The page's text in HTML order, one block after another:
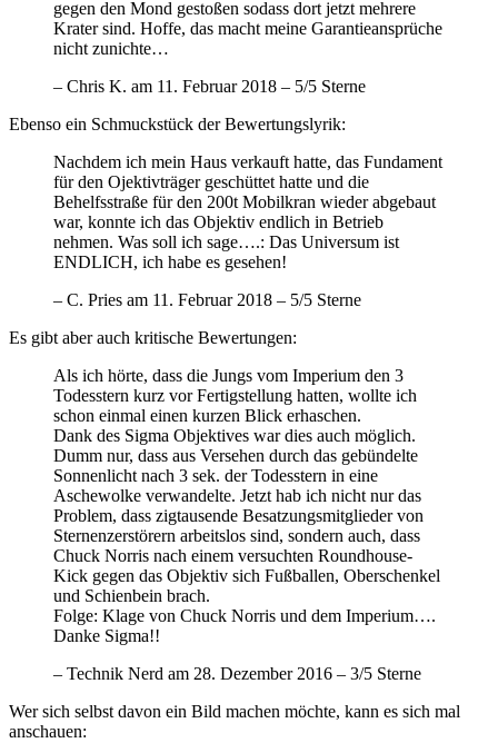
gegen den Mond gestoßen sodass dort jetzt mehrere
Krater sind. Hoffe, das macht meine Garantieansprüche
nicht zunichte…
– Chris K. am 11. Februar 2018 – 5/5 Sterne
Ebenso ein Schmuckstück der Bewertungslyrik:
Nachdem ich mein Haus verkauft hatte, das Fundament
für den Ojektivträger geschüttet hatte und die
Behelfsstraße für den 200t Mobilkran wieder abgebaut
war, konnte ich das Objektiv endlich in Betrieb
nehmen. Was soll ich sage….: Das Universum ist
ENDLICH, ich habe es gesehen!
– C. Pries am 11. Februar 2018 – 5/5 Sterne
Es gibt aber auch kritische Bewertungen:
Als ich hörte, dass die Jungs vom Imperium den 3
Todesstern kurz vor Fertigstellung hatten, wollte ich
schon einmal einen kurzen Blick erhaschen.
Dank des Sigma Objektives war dies auch möglich.
Dumm nur, dass aus Versehen durch das gebündelte
Sonnenlicht nach 3 sek. der Todesstern in eine
Aschewolke verwandelte. Jetzt hab ich nicht nur das
Problem, dass zigtausende Besatzungsmitglieder von
Sternenzerstörern arbeitslos sind, sondern auch, dass
Chuck Norris nach einem versuchten Roundhouse-
Kick gegen das Objektiv sich Fußballen, Oberschenkel
und Schienbein brach.
Folge: Klage von Chuck Norris und dem Imperium….
Danke Sigma!!
– Technik Nerd am 28. Dezember 2016 – 3/5 Sterne
Wer sich selbst davon ein Bild machen möchte, kann es sich mal
anschauen: